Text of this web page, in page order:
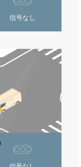
信号なし